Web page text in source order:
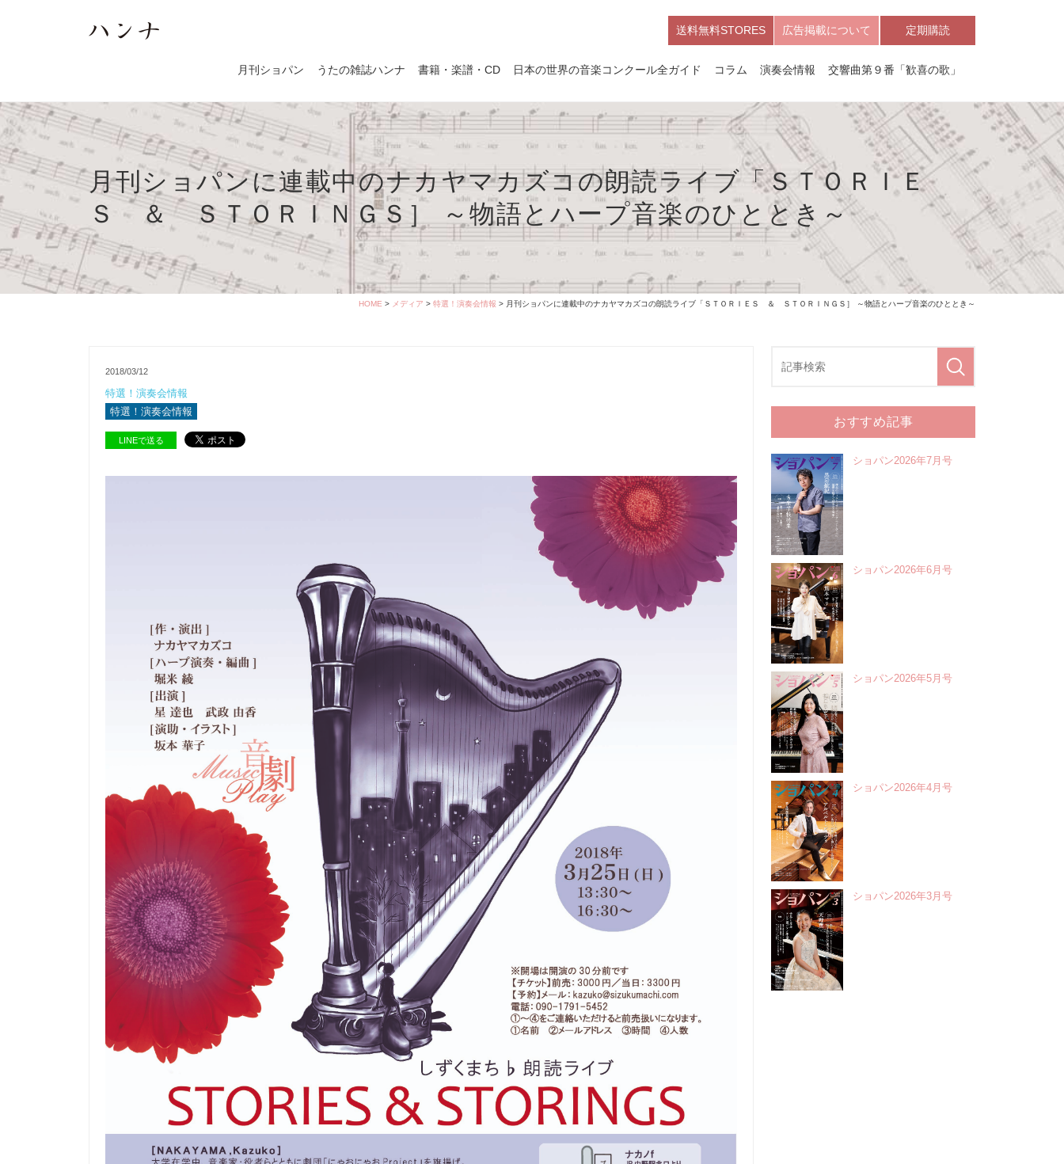
送料無料STORES 広告掲載について 定期購読
月刊ショパン うたの雑誌ハンナ 書籍・楽譜・CD 日本の世界の音楽コンクール全ガイド コラム 演奏会情報 交響曲第９番「歓喜の歌」
月刊ショパンに連載中のナカヤマカズコの朗読ライブ「ＳＴＯＲＩＥ
Ｓ ＆ ＳＴＯＲＩＮＧＳ］ ～物語とハープ音楽のひととき～
HOME > メディア > 特選！演奏会情報 > 月刊ショパンに連載中のナカヤマカズコの朗読ライブ「ＳＴＯＲＩＥＳ ＆ ＳＴＯＲＩＮＧＳ］ ～物語とハープ音楽のひととき～
2018/03/12
特選！演奏会情報
特選！演奏会情報
LINEで送る
おすすめ記事
ショパン2026年7月号
ショパン2026年6月号
ショパン2026年5月号
ショパン2026年4月号
ショパン2026年3月号